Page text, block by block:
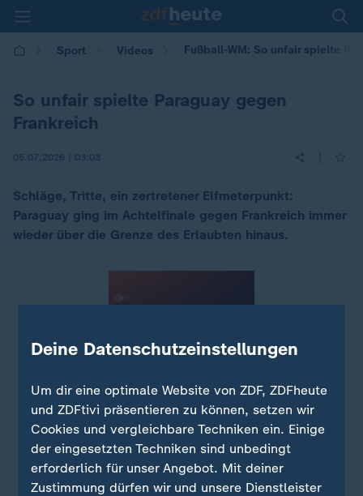
Sport Videos Fußball-WM: So unfair spielte
So unfair spielte Paraguay gegen
Frankreich
05.07.2026 | 03:03
Schläge, Tritte, ein zertretener Elfmeterpunkt:
Paraguay ging im Achtelfinale gegen Frankreich immer
wieder über die Grenze des Erlaubten hinaus.
Deine Datenschutzeinstellungen
Um dir eine optimale Website von ZDF, ZDFheute
und ZDFtivi präsentieren zu können, setzen wir
Cookies und vergleichbare Techniken ein. Einige
der eingesetzten Techniken sind unbedingt
erforderlich für unser Angebot. Mit deiner
Zustimmung dürfen wir und unsere Dienstleister